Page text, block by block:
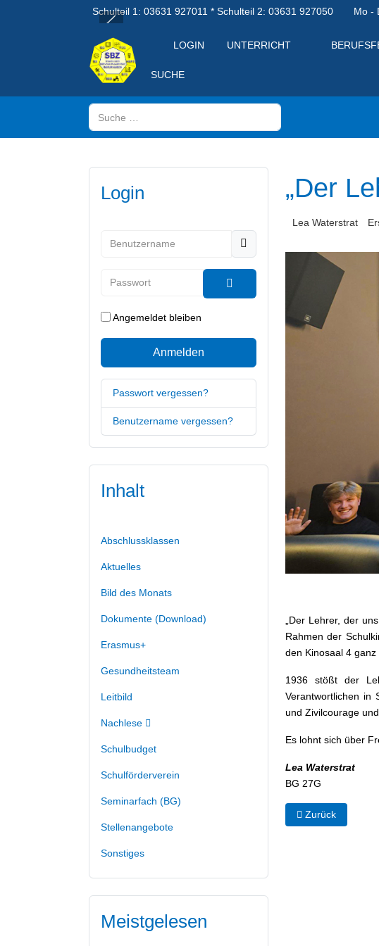
Schulteil 1: 03631 927011 * Schulteil 2: 03631 927050 Mo -
LOGIN UNTERRICHT
SUCHE
Suchen
Login
Passwort anzeigen
Angemeldet bleiben
Anmelden
Passwort vergessen?
Benutzername vergessen?
Inhalt
Abschlussklassen
Aktuelles
Bild des Monats
Dokumente (Download)
Erasmus+
Gesundheitsteam
Leitbild
Nachlese
Schulbudget
Schulförderverein
Seminarfach (BG)
Stellenangebote
Sonstiges
Meistgelesen
„Der
Lea Waterstrat
„Der Lehrer, der
Rahmen der
den Kinosaal 4
1936 stößt der
Verantwortlichen in
und Zivilcourage
Es lohnt sich über
Lea Waterstrat
BG 27G
Vorheriger
Zurück